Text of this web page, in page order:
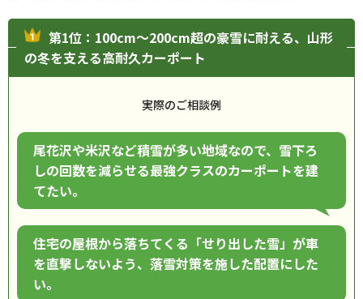
第1位：100cm〜200cm超の豪雪に耐える、山形
の冬を支える高耐久カーポート
実際のご相談例
尾花沢や米沢など積雪が多い地域なので、雪下ろ
しの回数を減らせる最強クラスのカーポートを建
てたい。
住宅の屋根から落ちてくる「せり出した雪」が車
を直撃しないよう、落雪対策を施した配置にした
い。